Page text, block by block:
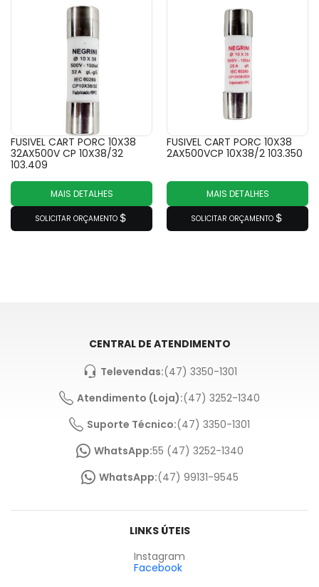
FUSIVEL CART PORC 10X38
32AX500V CP 10X38/32
103.409
MAIS DETALHES
SOLICITAR ORÇAMENTO
FUSIVEL CART PORC 10X38
2AX500VCP 10X38/2 103.350
MAIS DETALHES
SOLICITAR ORÇAMENTO
CENTRAL DE ATENDIMENTO
Televendas:(47) 3350-1301
Atendimento (Loja):(47) 3252-1340
Suporte Técnico:(47) 3350-1301
WhatsApp:55 (47) 3252-1340
WhatsApp:(47) 99131-9545
LINKS ÚTEIS
Instagram
Facebook